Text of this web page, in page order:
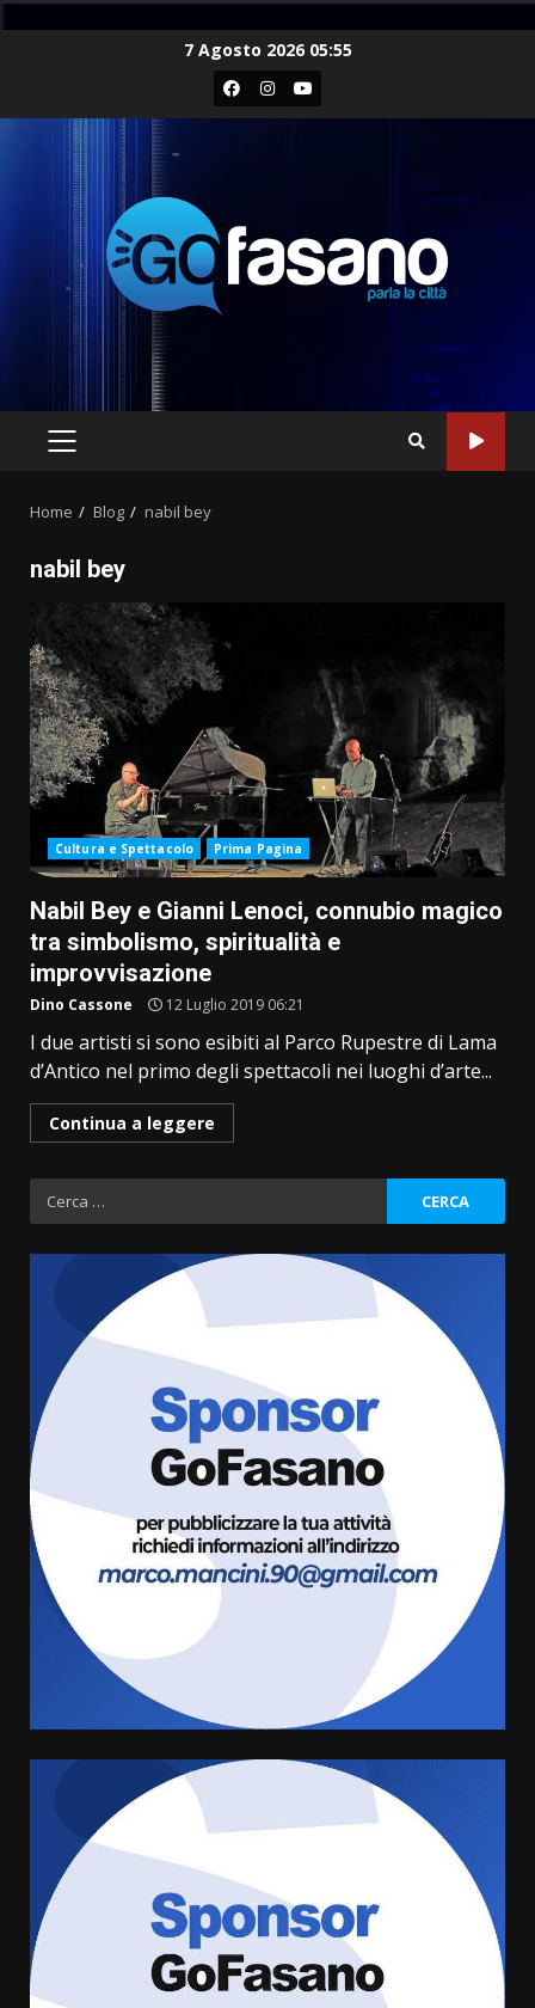
7 Agosto 2026 05:55
Facebook
Instagram
Youtube
PRIMARY
Home Blog nabil bey
nabil bey
Cultura e Spettacolo Prima Pagina
Nabil Bey e Gianni Lenoci, connubio magico
tra simbolismo, spiritualità e
improvvisazione
Dino Cassone 12 Luglio 2019 06:21
I due artisti si sono esibiti al Parco Rupestre di Lama
d’Antico nel primo degli spettacoli nei luoghi d’arte...
Continua a leggere
Ricerca
per:
Grazia Neglia, coordinatrice
cittadina di Fratelli d’Italia,
pronta a tornare in Consiglio
comunale
6 Agosto 2026 08:00
Cura dei beni comuni e
cittadinanza attiva: online
l’avviso per la gestione
condivisa della Villetta di
assoluta de “L’Albergo
Belvedere. Il rapimento”
6 Agosto 2026 06:15
Serie D, l’Us Fasano è escluso
dal campionato
5 Agosto 2026 17:30